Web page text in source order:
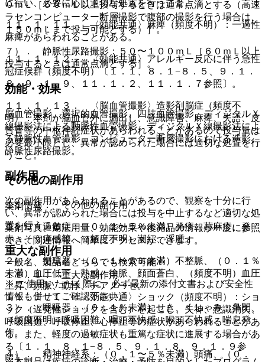
に行い、必要に応じ適切な処置を行うこと。
１１．１．１１． 〈効能共通〉麻痺（頻度不明）：一過性
麻痺があらわれることがある。
１１．１．１２． 〈効能共通〉アレルギー反応に伴う急性
冠症候群（頻度不明）〔１．１、８．１−８．５、９．１．
８、９．１．９、１１．１．２、１１．１．７参照〕。
１１．１．１３． 〈脳血管撮影〉造影剤脳症（頻度不
明）：本剤が脳血管外に漏出し、意識障害、麻痺、失語、皮
質盲等の中枢神経症状があらわれることがあるので投与量は
必要最小限とし、異常が認められた場合には適切な処置を行
うこと。
その他の副作用
１１．２． その他の副作用
１）． 過敏症：（０．１〜５％未満）発疹、蕁麻疹、発
赤、そう痒感等、（頻度不明）潮紅、浮腫。
２）． 循環器：（０．１〜５％未満）不整脈、（０．１％
未満）血圧低下、熱感、徐脈、顔面蒼白、（頻度不明）血圧
上昇、頻脈、動悸、チアノーゼ。
３）． 呼吸器：（０．１％未満）せき、くしゃみ、鼻閉、
（頻度不明）呼吸困難、咽頭不快感、喉頭不快感、喘息発
作。
４）． 精神神経系：（０．１〜５％未満）頭痛、（０．
０ｍＬ［５０ｍＬ以上投与するときは通常点滴とする（高速
ラセンコンピューター断層撮影で腹部の撮影を行う場合は、
１５０ｍＬまで投与可能とする）］。
７）． 静脈性尿路撮影：５０〜１００ｍＬ［６０ｍＬ以上
投与するときは通常点滴とする］。
効能・効果
脳血管撮影、選択的血管撮影、四肢血管撮影、ディジタルＸ
線撮影法による動脈性血管撮影、ディジタルＸ線撮影法によ
る静脈性血管撮影、コンピューター断層撮影における造影、
静脈性尿路撮影。
副作用
次の副作用があらわれることがあるので、観察を十分に行
い、異常が認められた場合には投与を中止するなど適切な処
置を行うこと。
重大な副作用
１１．１． 重大な副作用
１１．１．１． 〈効能共通〉ショック（頻度不明）：ショ
ック（遅発性ショックを含む）を起こし、失神、意識消失、
呼吸困難、呼吸停止、心停止等の症状があらわれることがあ
る。また、軽度の過敏症状も重篤な症状に進展する場合があ
る〔１．１、８．１−８．５、９．１．８、９．１．９参
照〕。
薬剤情報
薬剤写真、用法用量、効能効果や後発品の情報が一度に参照
でき、関連情報へ簡単にアクセスができます。
一般名、製品名どちらでも検索可能！
※ ご使用いただく際に、必ず最新の添付文書および安全性
情報も併せてご確認下さい。